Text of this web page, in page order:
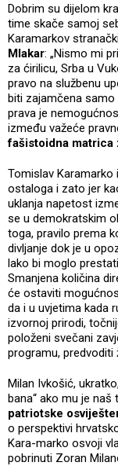
Dobrim su dijelom
time skače samoj
Karamarkov
Mlakar: „Nismo mi
za ćirilicu, Srba u
pravo na službenu
biti zajamčena samo
prava je
između važeće
fašistoidna
Tomislav Karamarko
ostaloga i zato jer
uklanja napetost
se u demokratskim
toga, pravilo prema
divljanje dok je u
lako bi moglo
Smanjena količina
će ostaviti
da i u uvjetima kada
izvornoj prirodi,
položeni svečani
programu, predvoditi
Milan Ivkošić,
bana“ ako mu je naš
patriotske
o perspektivi
Kara-marko osvoji
pobrinuti Zoran